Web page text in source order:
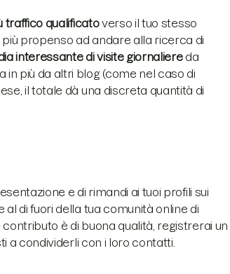
traffico qualificatoverso il tuo stesso
propenso ad andare alla ricerca di
interessante di visite giornaliereda
più da altri blog (come nel caso di
il totale dà una discreta quantità di
e di rimandi ai tuoi profili sui
di fuori della tua comunità online di
è di buona qualità, registrerai un
a condividerli con i loro contatti.